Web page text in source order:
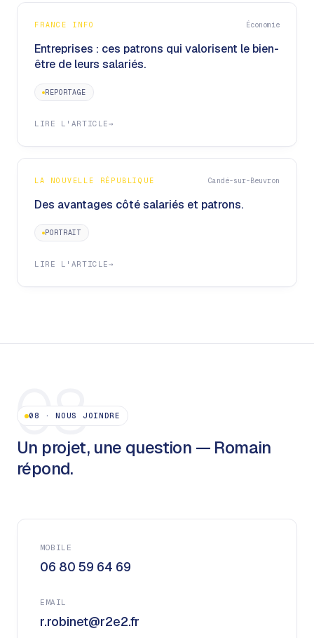
FRANCE INFO Économie
Entreprises : ces patrons qui valorisent le bien-
être de leurs salariés.
REPORTAGE
LIRE L'ARTICLE→
LA NOUVELLE RÉPUBLIQUE Candé-sur-Beuvron
Des avantages côté salariés et patrons.
PORTRAIT
LIRE L'ARTICLE→
08
08 ·NOUS JOINDRE
Un projet, une question — Romain
répond.
MOBILE
06 80 59 64 69
EMAIL
r.robinet@r2e2.fr